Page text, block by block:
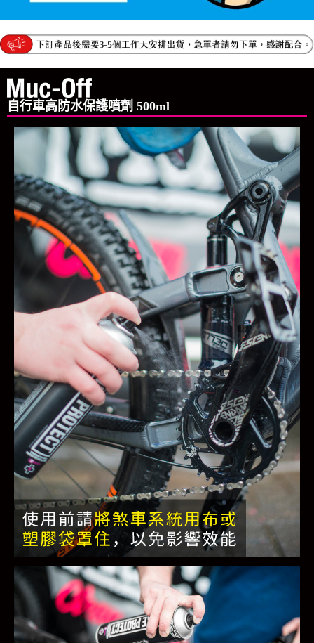
自行車高防水保護噴劑 500ml